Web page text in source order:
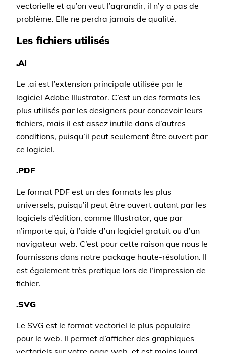
vectorielle et qu’on veut l’agrandir, il n’y a pas de
problème. Elle ne perdra jamais de qualité.
Les fichiers utilisés
.AI
Le .ai est l’extension principale utilisée par le
logiciel Adobe Illustrator. C’est un des formats les
plus utilisés par les designers pour concevoir leurs
fichiers, mais il est assez inutile dans d’autres
conditions, puisqu’il peut seulement être ouvert par
ce logiciel.
.PDF
Le format PDF est un des formats les plus
universels, puisqu’il peut être ouvert autant par les
logiciels d’édition, comme Illustrator, que par
n’importe qui, à l’aide d’un logiciel gratuit ou d’un
navigateur web. C’est pour cette raison que nous le
fournissons dans notre package haute-résolution. Il
est également très pratique lors de l’impression de
fichier.
.SVG
Le SVG est le format vectoriel le plus populaire
pour le web. Il permet d’afficher des graphiques